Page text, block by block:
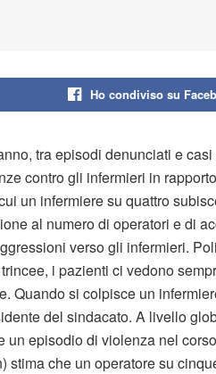
Ho condiviso su
tra episodi denunciati e
contro gli infermieri in
un infermiere su quattro
al numero di operatori e di
verso gli infermieri.
i pazienti ci vedono
Quando si colpisce un
del sindacato. A livello
un episodio di violenza nel
stima che un operatore su